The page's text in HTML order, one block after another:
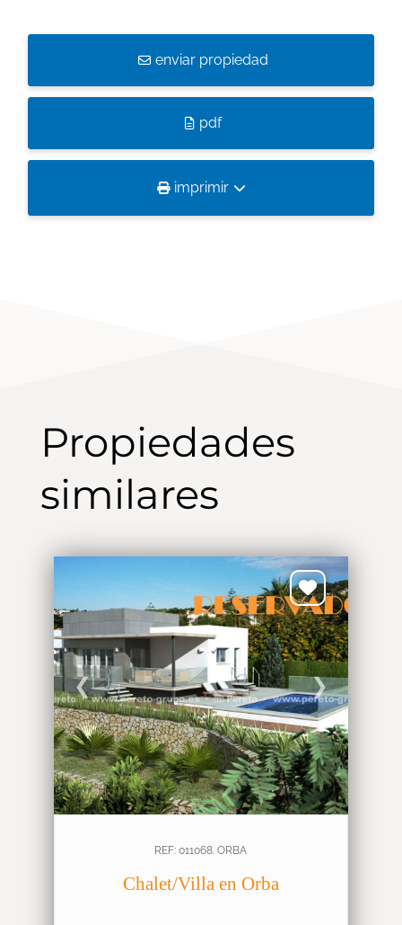
enviar propiedad
pdf
imprimir
Propiedades
similares
❮ ❯
REF: 011068. ORBA
Chalet/Villa en Orba